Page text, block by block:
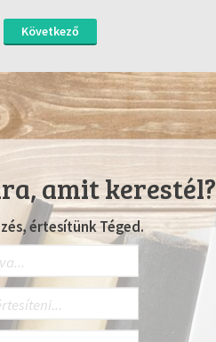
Következő
amit kerestél?
értesítünk Téged.